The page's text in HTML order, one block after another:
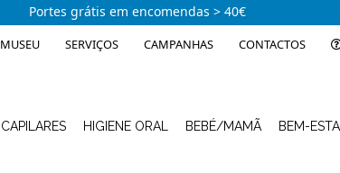
Portes grátis em encomendas > 40€
MUSEU SERVIÇOS CAMPANHAS CONTACTOS
CAPILARES HIGIENE ORAL BEBÉ/MAMÃ BEM-